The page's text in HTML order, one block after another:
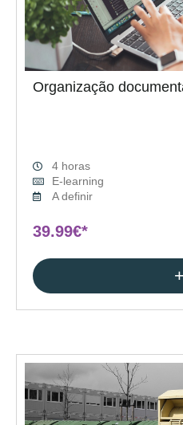
Organização
4 horas
E-learning
A definir
39.99€*
+